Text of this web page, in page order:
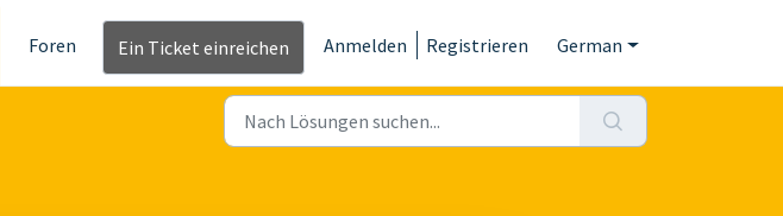
Foren Ein Ticket einreichen Anmelden Registrieren German